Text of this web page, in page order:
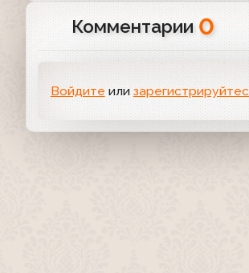
Комментарии 0
Войдите или